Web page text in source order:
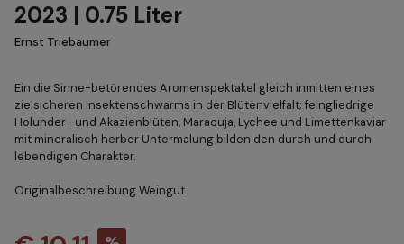
2023 | 0.75 Liter
Ernst Triebaumer
Ein die Sinne-betörendes Aromenspektakel gleich inmitten eines
zielsicheren Insektenschwarms in der Blütenvielfalt; feingliedrige
Holunder- und Akazienblüten, Maracuja, Lychee und Limettenkaviar
mit mineralisch herber Untermalung bilden den durch und durch
lebendigen Charakter.
Originalbeschreibung Weingut